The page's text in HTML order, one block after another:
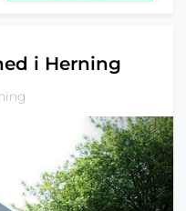
i Herning